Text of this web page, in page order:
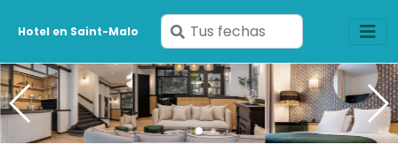
Hotel en Saint-Malo
Ingresa
tus
fechas